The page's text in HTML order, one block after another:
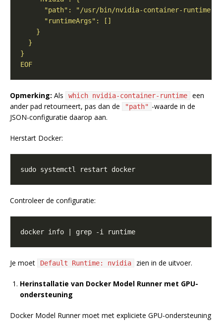
EOF
Opmerking: Als which nvidia-container-runtime
een
ander pad retourneert, pas dan de
"path" -waarde in de
JSON-configuratie daarop aan.
Herstart Docker:
Controleer de configuratie:
Je moet Default Runtime: nvidia zien in de uitvoer.
Herinstallatie van Docker Model Runner met GPU-
ondersteuning
Docker Model Runner moet met expliciete GPU-ondersteuning